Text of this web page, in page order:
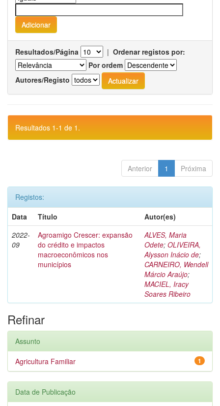
Resultados/Página | Ordenar registos por:
Por ordem
Autores/Registo
Resultados 1-1 de 1.
Anterior 1 Próxima
Registos:
Data
Título
Autor(es)
2022-
09
Agroamigo Crescer: expansão
do crédito e impactos
macroeconômicos nos
municípios
ALVES, Maria
Odete; OLIVEIRA,
Alysson Inácio de;
CARNEIRO, Wendell
Márcio Araújo;
MACIEL, Iracy
Soares Ribeiro
Refinar
Assunto
1
Agricultura Familiar
Data de Publicação